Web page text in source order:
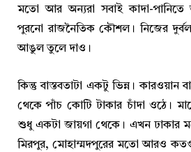
মতো আর অন্যরা সবাই কাদা-
পুরনো রাজনৈতিক কৌশল। নিজের
আঙুল তুলে দাও।
কিন্তু বাস্তবতাটা একটু ভিন্ন। কারওয়ান
থেকে পাঁচ কোটি টাকার চাঁদা ওঠে।
শুধু একটা জায়গা থেকে। এখন ঢাকার
মিরপুর, মোহাম্মদপুরের মতো আরও